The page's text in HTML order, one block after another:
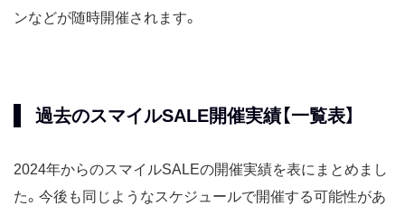
ンなどが随時開催されます。
過去のスマイルSALE開催実績【一覧表】
2024年からのスマイルSALEの開催実績を表にまとめまし
た。今後も同じようなスケジュールで開催する可能性があ